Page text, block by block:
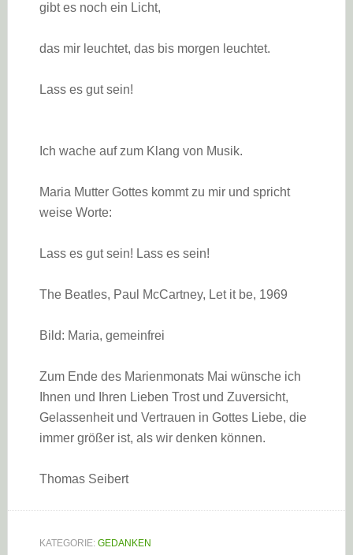
gibt es noch ein Licht,
das mir leuchtet, das bis morgen leuchtet.
Lass es gut sein!
Ich wache auf zum Klang von Musik.
Maria Mutter Gottes kommt zu mir und spricht
weise Worte:
Lass es gut sein! Lass es sein!
The Beatles, Paul McCartney, Let it be, 1969
Bild: Maria, gemeinfrei
Zum Ende des Marienmonats Mai wünsche ich
Ihnen und Ihren Lieben Trost und Zuversicht,
Gelassenheit und Vertrauen in Gottes Liebe, die
immer größer ist, als wir denken können.
Thomas Seibert
KATEGORIE: GEDANKEN